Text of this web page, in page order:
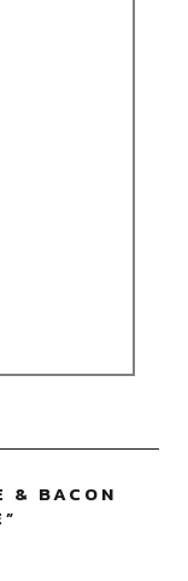
& BACON
”